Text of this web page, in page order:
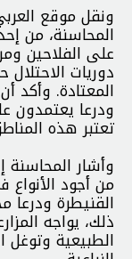
ونقل موقع
المحاسنة، من
على الفلاحين
دوريات
ودرعا يعتمدون
تعتبر هذه
وأشار
القنيطرة
ذلك، يواجه
الطبيعية وتوغل